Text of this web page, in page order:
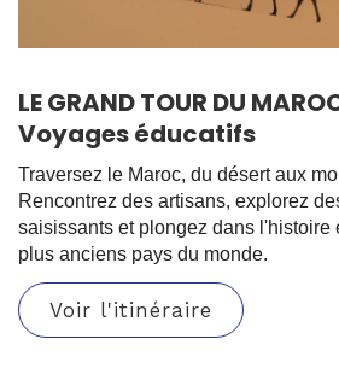
LE GRAND TOUR DU
Voyages éducatifs
Traversez le Maroc, du désert aux
Rencontrez des artisans, explorez
saisissants et plongez dans l'histoire
plus anciens pays du monde.
Voir l'itinéraire